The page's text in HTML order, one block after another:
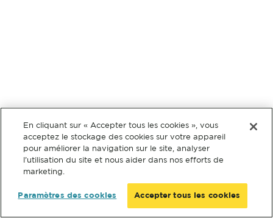
En cliquant sur « Accepter tous les cookies », vous
acceptez le stockage des cookies sur votre appareil
pour améliorer la navigation sur le site, analyser
l’utilisation du site et nous aider dans nos efforts de
marketing.
Paramètres des cookies Accepter tous les cookies